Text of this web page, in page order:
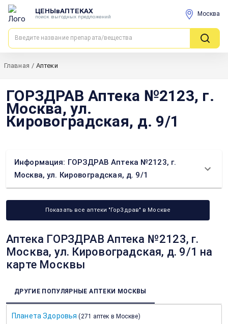
ЦЕНЫвАПТЕКАХ
поиск выгодных предложений Москва
Главная / Аптеки
ГОРЗДРАВ Аптека №2123, г.
Москва, ул.
Кировоградская, д. 9/1
Информация: ГОРЗДРАВ Аптека №2123, г.
Москва, ул. Кировоградская, д. 9/1
Показать все аптеки "ГорЗдрав" в Москве
Аптека ГОРЗДРАВ Аптека №2123, г.
Москва, ул. Кировоградская, д. 9/1 на
карте Москвы
ДРУГИЕ ПОПУЛЯРНЫЕ АПТЕКИ МОСКВЫ
Планета Здоровья (271 аптек в Москве)